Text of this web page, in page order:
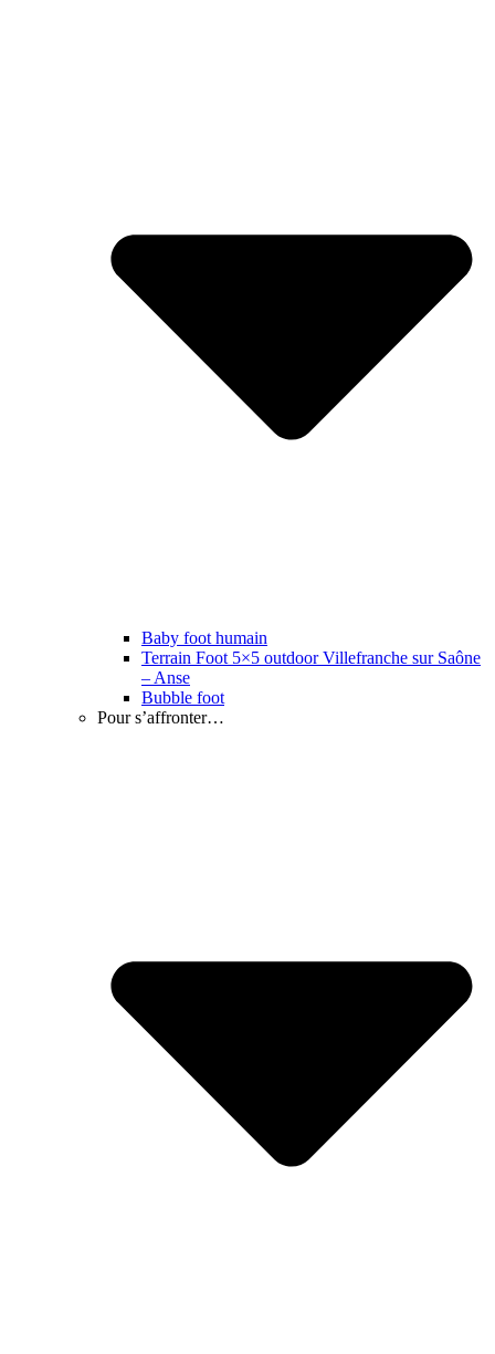
Baby foot humain
Terrain Foot 5×5 outdoor Villefranche sur Saône
– Anse
Bubble foot
Pour s’affronter…